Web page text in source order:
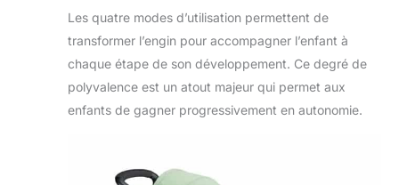
mode tricycle ou
draisienne,
ajustez la selle
anti-dérapante
(31/34 cm). Pour
Les quatre modes d’utilisation permettent de
transformer l’engin pour accompagner l’enfant à
chaque étape de son développement. Ce degré de
polyvalence est un atout majeur qui permet aux
enfants de gagner progressivement en autonomie.